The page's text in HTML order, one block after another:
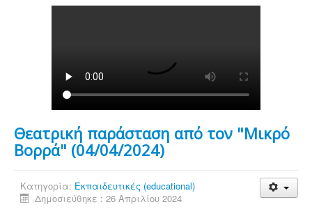
Θεατρική παράσταση από τον "Μικρό
Βορρά" (04/04/2024)
Κατηγορία: Εκπαιδευτικές (educational)
Δημοσιεύθηκε : 26 Απριλίου 2024